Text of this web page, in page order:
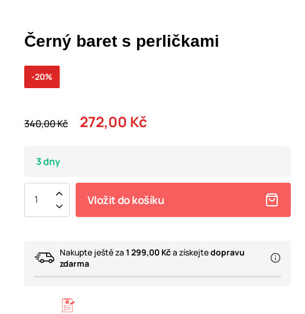
Černý baret s perličkami
340,00 Kč 272,00 Kč
-20%
3 dny
Vložit do košíku
Nakupte ještě za 1 299,00 Kča získejtedopravu
zdarma